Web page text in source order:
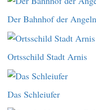
Der Bahnhof der
Ortsschild Stadt Arnis
Das Schleiufer